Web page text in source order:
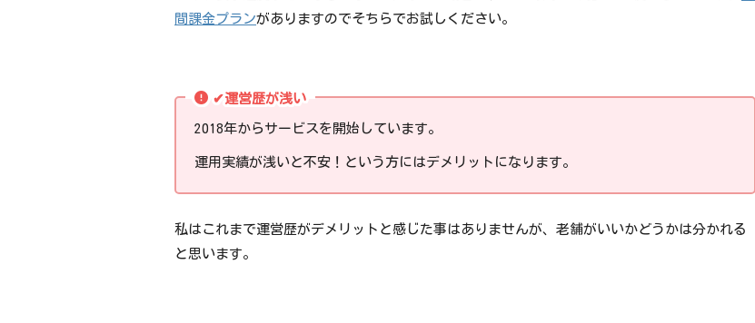
間課金プランがありますのでそちらでお試しください。
✔運営歴が浅い
2018年からサービスを開始しています。
運用実績が浅いと不安！という方にはデメリットになります。
私はこれまで運営歴がデメリットと感じた事はありませんが、老舗がいいかどうかは分かれる
と思います。